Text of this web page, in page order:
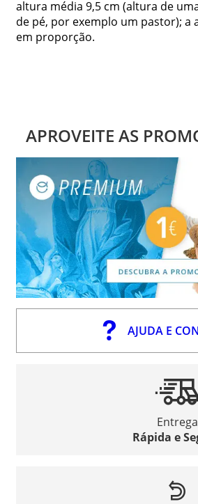
altura média 9,5 cm (altura de
de pé, por exemplo um pastor); a
em proporção.
APROVEITE AS
AJUDA E
Entrega
Rápida e